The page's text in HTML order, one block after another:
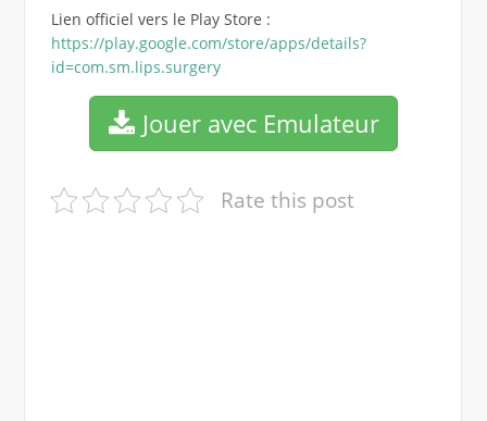
Lien officiel vers le Play Store :
https://play.google.com/store/apps/details?
id=com.sm.lips.surgery
Jouer avec Emulateur
Rate this post